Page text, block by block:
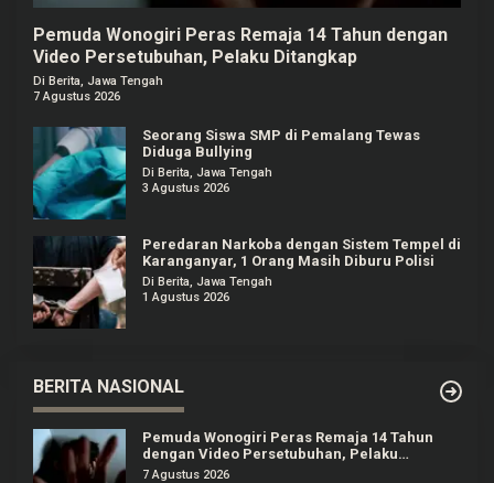
Pemuda Wonogiri Peras Remaja 14 Tahun dengan
Video Persetubuhan, Pelaku Ditangkap
Di Berita, Jawa Tengah
7 Agustus 2026
Seorang Siswa SMP di Pemalang Tewas
Diduga Bullying
Di Berita, Jawa Tengah
3 Agustus 2026
Peredaran Narkoba dengan Sistem Tempel di
Karanganyar, 1 Orang Masih Diburu Polisi
Di Berita, Jawa Tengah
1 Agustus 2026
BERITA NASIONAL
Pemuda Wonogiri Peras Remaja 14 Tahun
dengan Video Persetubuhan, Pelaku
Ditangkap
7 Agustus 2026